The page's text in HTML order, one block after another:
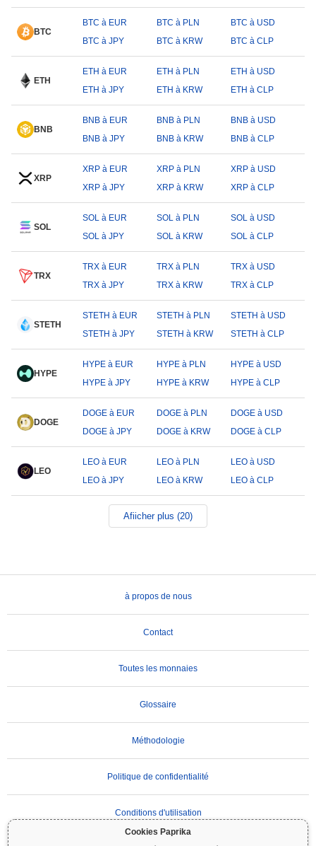
Cookies Paprika
BTC
BTC à EUR BTC à PLN
BTC à USD
BTC à JPY
BTC à KRW BTC à CLP
ETH
ETH à EUR ETH à PLN
ETH à USD
ETH à JPY
ETH à KRW ETH à CLP
BNB
BNB à EUR BNB à PLN
BNB à USD
BNB à JPY
BNB à KRW BNB à CLP
XRP
XRP à EUR XRP à PLN
XRP à USD
XRP à JPY
XRP à KRW XRP à CLP
SOL
SOL à EUR SOL à PLN
SOL à USD
SOL à JPY
SOL à KRW SOL à CLP
TRX
TRX à EUR TRX à PLN
TRX à USD
TRX à JPY
TRX à KRW TRX à CLP
STETH
STETH à EUR STETH à PLN
STETH à USD
STETH à JPY
STETH à KRW STETH à CLP
HYPE
HYPE à EUR HYPE à PLN
HYPE à USD
HYPE à JPY
HYPE à KRW HYPE à CLP
DOGE
DOGE à EUR DOGE à PLN
DOGE à USD
DOGE à JPY
DOGE à KRW DOGE à CLP
LEO
LEO à EUR LEO à PLN
LEO à USD
LEO à JPY
LEO à KRW LEO à CLP
Afiicher plus (20)
à propos de nous
Contact
Toutes les monnaies
Glossaire
Méthodologie
Politique de confidentialité
Conditions d'utilisation